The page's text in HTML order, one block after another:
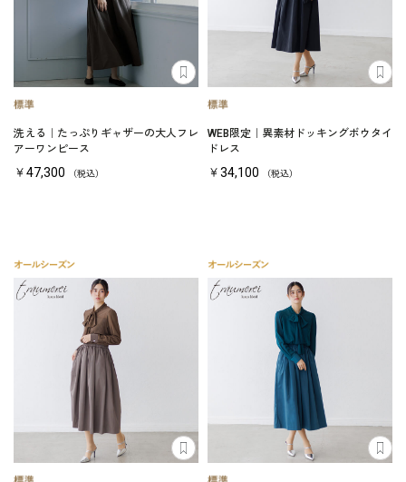
洗える｜たっぷりギャザーの大人フレ
アーワンピース
￥47,300 （税込）
WEB限定｜異素材ドッキングボウタイ
ドレス
￥34,100 （税込）